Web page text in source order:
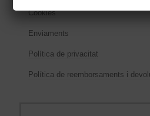
Cookies
Enviaments
Política de privacitat
Política de reemborsaments i